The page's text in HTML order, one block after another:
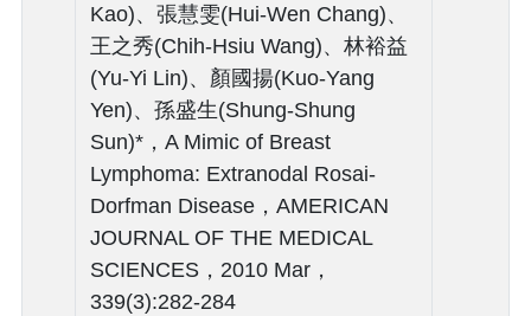
Kao)、張慧雯(Hui-Wen Chang)、
王之秀(Chih-Hsiu Wang)、林裕益
(Yu-Yi Lin)、顏國揚(Kuo-Yang
Yen)、孫盛生(Shung-Shung
Sun)*，A Mimic of Breast
Lymphoma: Extranodal Rosai-
Dorfman Disease，AMERICAN
JOURNAL OF THE MEDICAL
SCIENCES，2010 Mar，
339(3):282-284